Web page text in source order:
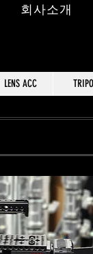
​회사소개
LENS ACC